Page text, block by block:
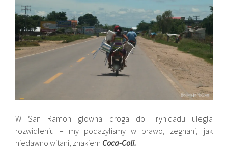
W San Ramon glowna droga do Trynidadu ulegla
rozwidleniu – my podazylismy w prawo, zegnani, jak
niedawno witani, znakiem Coca-Coli.